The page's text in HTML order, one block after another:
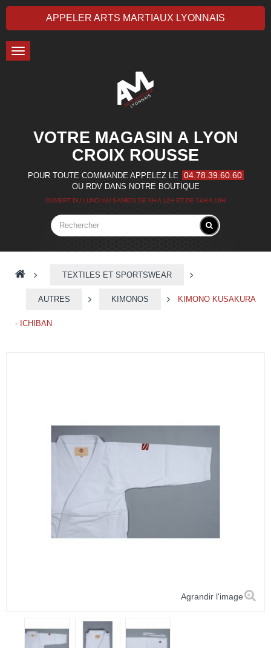
APPELER ARTS MARTIAUX LYONNAIS
Toggle
navigation
VOTRE MAGASIN A LYON
CROIX ROUSSE
POUR TOUTE COMMANDE APPELEZ LE 04.78.39.60.60
OU RDV DANS NOTRE BOUTIQUE
OUVERT DU LUNDI AU SAMEDI DE 9H A 12H ET DE 14H A 19H
> TEXTILES ET SPORTSWEAR
AUTRES > KIMONOS > KIMONO KUSAKURA
- ICHIBAN
Agrandir l'image